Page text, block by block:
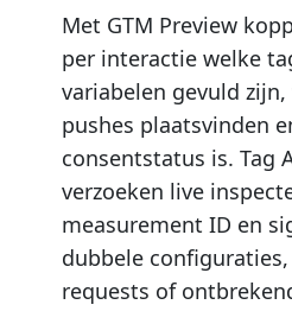
Met GTM Preview
per interactie welke
variabelen gevuld
pushes plaatsvinden
consentstatus is. Tag
verzoeken live
measurement ID en
dubbele
requests of